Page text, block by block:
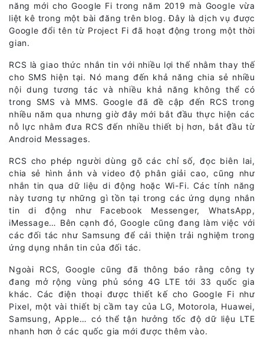
năng mới cho Google Fi trong năm 2019 mà Google vừa
liệt kê trong một bài đăng trên blog. Đây là dịch vụ được
Google đổi tên từ Project Fi đã hoạt động trong một thời
gian.
RCS là giao thức nhắn tin với nhiều lợi thế nhằm thay thế
cho SMS hiện tại. Nó mang đến khả năng chia sẻ nhiều
nội dung tương tác và nhiều khả năng không thể có
trong SMS và MMS. Google đã đề cập đến RCS trong
nhiều năm qua nhưng giờ đây mới bắt đầu thực hiện các
nỗ lực nhằm đưa RCS đến nhiều thiết bị hơn, bắt đầu từ
Android Messages.
RCS cho phép người dùng gõ các chỉ số, đọc biên lai,
chia sẻ hình ảnh và video độ phân giải cao, cũng như
nhắn tin qua dữ liệu di động hoặc Wi-Fi. Các tính năng
này tương tự những gì tồn tại trong các ứng dụng nhắn
tin di động như Facebook Messenger, WhatsApp,
iMessage… Bên cạnh đó, Google cũng đang làm việc với
các đối tác như Samsung để cải thiện trải nghiệm trong
ứng dụng nhắn tin của đối tác.
Ngoài RCS, Google cũng đã thông báo rằng công ty
đang mở rộng vùng phủ sóng 4G LTE tới 33 quốc gia
khác. Các điện thoại được thiết kế cho Google Fi như
Pixel, một vài thiết bị cầm tay của LG, Motorola, Huawei,
Samsung, Apple… có thể tận hưởng tốc độ dữ liệu LTE
nhanh hơn ở các quốc gia mới được thêm vào.